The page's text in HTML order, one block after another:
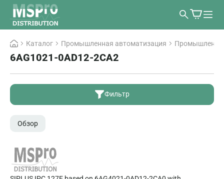
Каталог Промышленная автоматизация
6AG1021-0AD12-2CA2
Фильтр
Обзор